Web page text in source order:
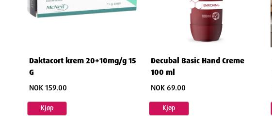
Daktacort krem 20+10mg/g 15
G
NOK 159.00
Kjøp
Decubal Basic Hand Creme
100 ml
NOK 69.00
Kjøp